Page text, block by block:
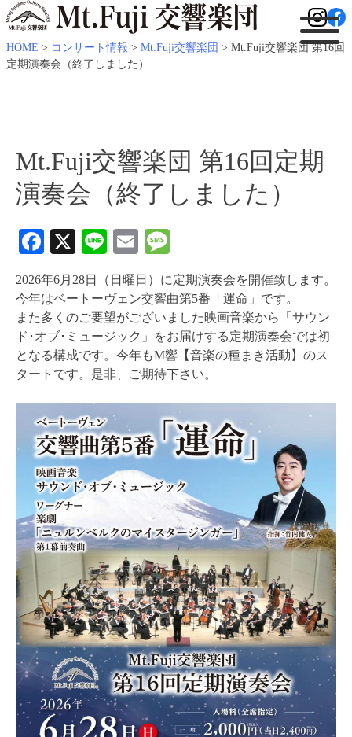
HOME > コンサート情報 > Mt.Fuji交響楽団 > Mt.Fuji交響楽団 第16回
定期演奏会（終了しました）
Mt.Fuji交響楽団 第16回定期
演奏会（終了しました）
Facebook
X LineEmail
2026年6月28日（日曜日）に定期演奏会を開催致します。
今年はベートーヴェン交響曲第5番「運命」です。
また多くのご要望がございました映画音楽から「サウン
ド･オブ･ミュージック」をお届けする定期演奏会では初
となる構成です。今年もM響【音楽の種まき活動】のス
タートです。是非、ご期待下さい。